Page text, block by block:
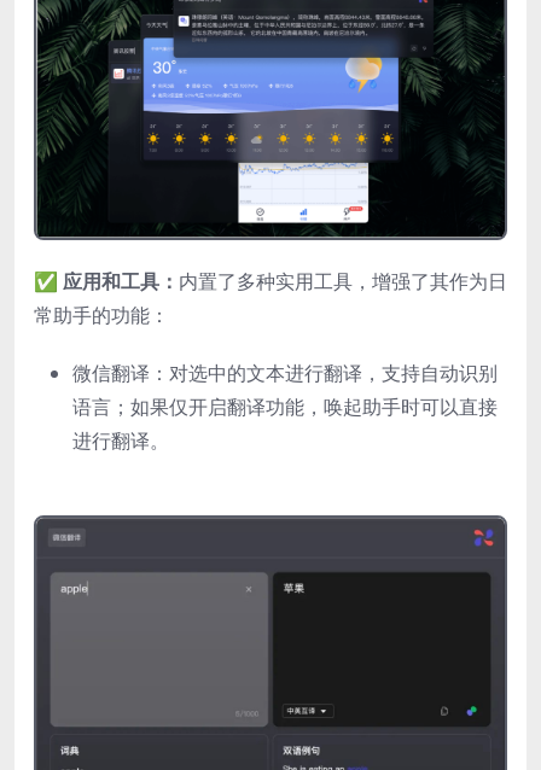
✅ 应用和工具： 内置了多种实用工具，增强了其作为日
常助手的功能：
微信翻译：对选中的文本进行翻译，支持自动识别
语言；如果仅开启翻译功能，唤起助手时可以直接
进行翻译。